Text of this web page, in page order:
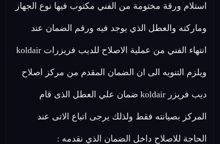
استلام ورقة مختومة من الفني مكتوب فيها نوع الجهاز
وماركته والعطل الذي يوجد فيه ورقم الضمان عند
انتهاء الفني من عملية الاصلاح للديب فريزرات koldair
ويلزم التنويه الى ان الضمان المقدم من مركز اصلاح
ديب فريزر koldair ضمان علي العطل الذى قام
المركز بصيانته فقط ولذلك يرجى اتباع الاتى عند
الحاجة للاصلاح داخل الضمان الذي نقدمه :